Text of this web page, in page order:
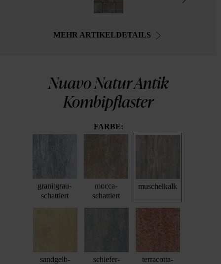
MEHR ARTIKELDETAILS
Nuavo Natur Antik
Kombipflaster
FARBE:
granitgrau-
schattiert
mocca-
schattiert
muschelkalk
sandgelb-
schiefer-
terracotta-